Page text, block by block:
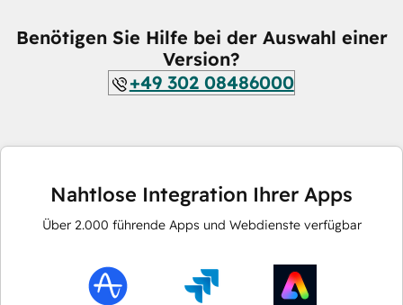
Benötigen Sie Hilfe bei der Auswahl einer
Version?
+49 302 08486000
Nahtlose Integration Ihrer Apps
Über 2.000 führende Apps und Webdienste verfügbar